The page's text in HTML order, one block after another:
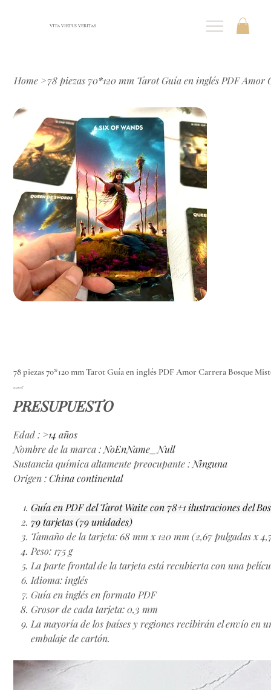
VITA VIRTUS VERITAS
Home >78 piezas 70*120 mm Tarot Guía en inglés PDF
78 piezas 70*120 mm Tarot Guía en inglés PDF Amor Carrera Bosque
Precio
10,00 €
PRESUPUESTO
Edad: >14 años
Nombre de la marca: NoEnName_Null
Sustancia química altamente preocupante: Ninguna
Origen:China continental
Guía en PDF del Tarot Waite con 78+1 ilustraciones del
79 tarjetas (79 unidades)
Tamaño de la tarjeta: 68 mm x 120 mm (2,67 pulgadas x
Peso: 175 g
La parte frontal de la tarjeta está recubierta con una
Idioma: inglés
Guía en inglés en formato PDF
Grosor de cada tarjeta: 0,3 mm
La mayoría de los países y regiones recibirán el envío en
embalaje de cartón.